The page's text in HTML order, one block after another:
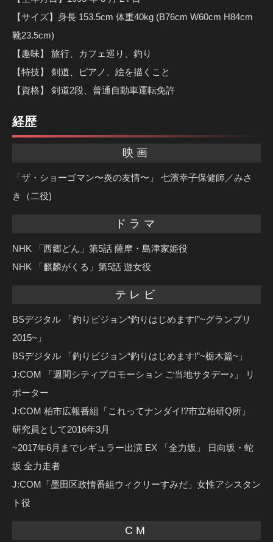
【サイズ】身長 153.5cm 体重40kg (B76cm W60cm H84cm
靴23.5cm)
【趣味】 旅行、カフェ巡り、釣り
【特技】 剣道、ピアノ、絵を描くこと
【資格】 剣道2段、普通自動車運転免許
経歴
映画
「ザ・ショーゴマン〜炎の友情〜」 七濱幸子保健師／みさ
き（二役)
ドラマ
NHK 「西郷どん」第5話 薩摩・島津家姫役
NHK 「麒麟がくる」第5話 遊女役
テレビ
BSデジタル 「釣りビジョン“釣りはじめます!”~グランプリ
2015~」
BSデジタル 「釣りビジョン“釣りはじめます!”~栃木篇~」
J:COM 「週間シティプロモーション ご当地サタデー♪」 リ
ポーター
J:COM 柏市広報番組「これってナンダイ!?市立柏研Q所」
研究員として2016年3月
~2017年6月までレギュラー出演 EX 「全力坂」 日向坂・蛇
坂 全力走者
J:COM「墨田区政情番組ウィクリーすみだ」女性アシスタン
ト役
CM